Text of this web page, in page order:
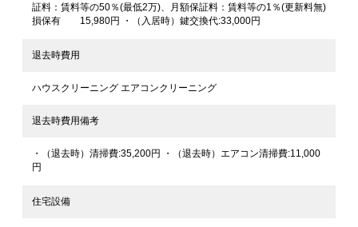
証料：賃料等の50％(最低2万)、月額保証料：賃料等の1％(更新料無)
損保有 15,980円 ・（入居時）鍵交換代:33,000円
退去時費用
ハウスクリーニング エアコンクリーニング
退去時費用備考
・（退去時）清掃費:35,200円 ・（退去時）エアコン清掃費:11,000
円
住宅設備